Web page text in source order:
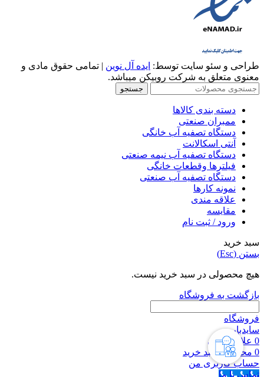
طراحی و سئو سایت توسط: ایده آل نوین | تمامی حقوق مادی و
معنوی متعلق به شرکت روبیکن میباشد.
جستجو
دسته بندی کالاها
ممبران صنعتی
دستگاه تصفیه آب خانگی
آنتی اسکالانت
دستگاه تصفیه آب نیمه صنعتی
فیلترها وقطعات خانگی
دستگاه تصفیه آب صنعتی
نمونه کارها
علاقه مندی
مقایسه
ورود / ثبت نام
سبد خرید
بستن (Esc)
هیچ محصولی در سبد خرید نیست.
بازگشت به فروشگاه
فروشگاه
سایدبار
0 علاقه مندی
0 محصول سبد خرید
حساب کاربری من
تماس با ما